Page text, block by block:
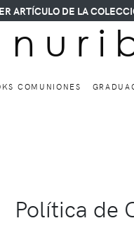
DE LA COLECCIÓN.
n u r i
COMUNIONES
Política de